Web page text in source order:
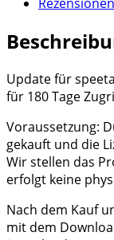
Update für
für 180 Tage
Voraussetzung:
gekauft und die
Wir stellen das
erfolgt keine
Nach dem Kauf
mit dem